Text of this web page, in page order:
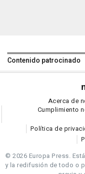
Contenido patrocinado
Acerca de
Cumplimiento
Política de
© 2026 Europa Press.
y la redifusión de todo o